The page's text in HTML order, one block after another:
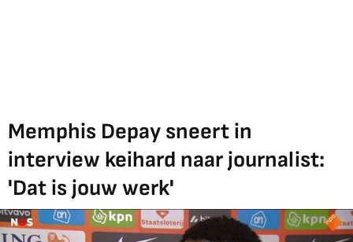
Memphis Depay sneert in
interview keihard naar journalist:
'Dat is jouw werk'